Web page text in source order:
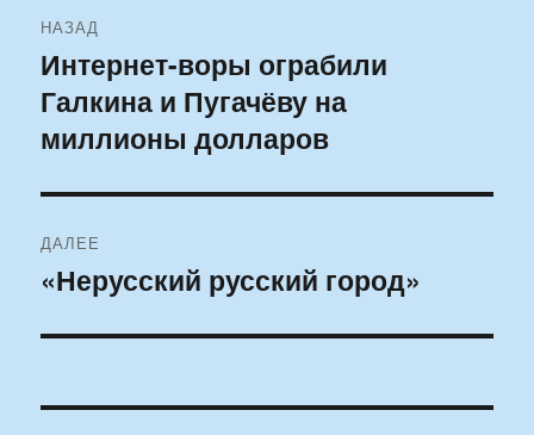
по
записям
НАЗАД
Предыдущая
запись:
Интернет-воры ограбили
Галкина и Пугачёву на
миллионы долларов
ДАЛЕЕ
Следующая
«Нерусский русский город»